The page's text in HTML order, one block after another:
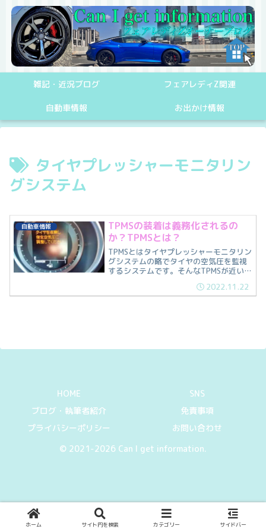
雑記・近況ブログ フェアレディZ関連
自動車情報 お出かけ情報
タイヤプレッシャーモニタリン
グシステム
自動車情報
TPMSの装着は義務化されるの
か？TPMSとは？
TPMSとはタイヤプレッシャーモニタリン
グシステムの略でタイヤの空気圧を監視
するシステムです。そんなTPMSが近い将
はないかと予想しています。なぜ、TPMS
の搭載が義務化されるのか？紹介してい
2022.11.22
HOME
SNS
ブログ・執筆者紹介
免責事項
プライバシーポリシー
お問い合わせ
© 2021-2026 Can I get information.
ホーム サイト内を検索 カテゴリー サイドバー